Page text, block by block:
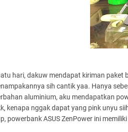
hari, dakuw mendapat kiriman paket
sih cantik yaa. Hanya
aluminium, aku mendapatkan
kenapa nggak dapat yang pink unyu
powerbank ASUS ZenPower ini